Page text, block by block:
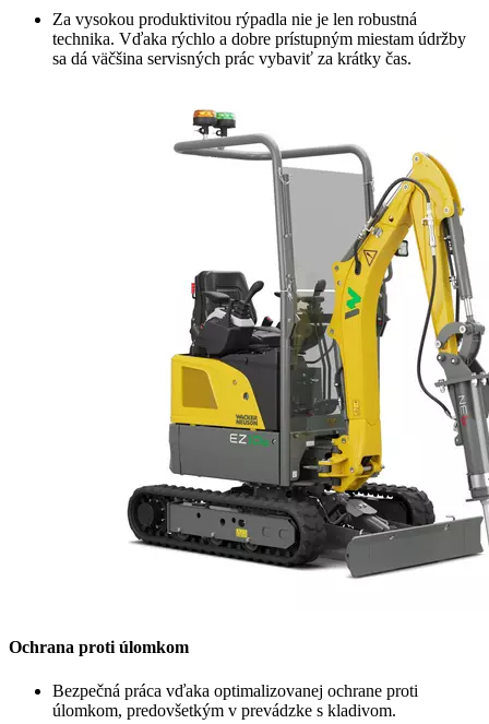
Za vysokou produktivitou rýpadla nie je len robustná
technika. Vďaka rýchlo a dobre prístupným miestam údržby
sa dá väčšina servisných prác vybaviť za krátky čas.
Ochrana proti úlomkom
Bezpečná práca vďaka optimalizovanej ochrane proti
úlomkom, predovšetkým v prevádzke s kladivom.